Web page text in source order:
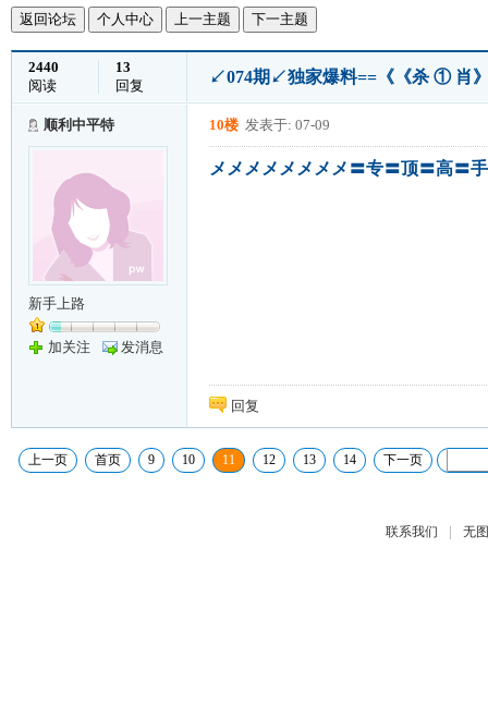
返回论坛 个人中心 上一主题 下一主题
2440
阅读
13
回复
↙074期↙独家爆料==《《杀 ① 肖
顺利中平特
新手上路
加关注 发消息
10楼 发表于: 07-09
メメメメメメメメ〓专〓顶〓高〓
回复
上一页 首页 9 10 11 12 13 14 下一页
联系我们 | 无